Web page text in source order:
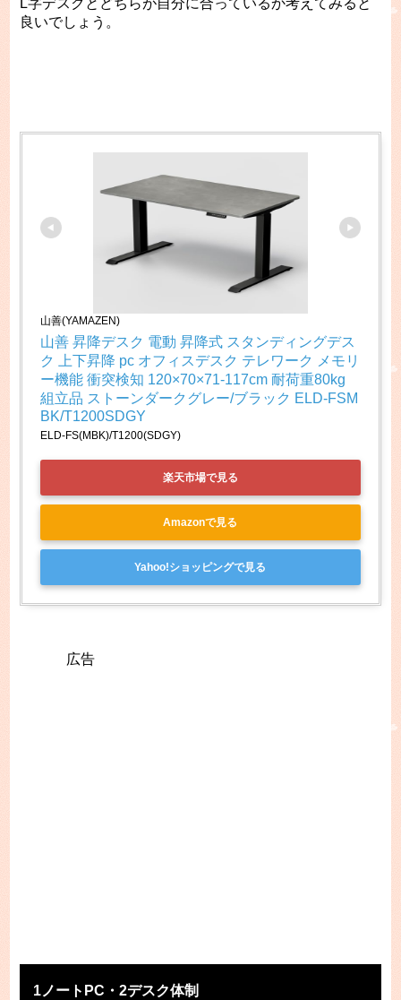
良いでしょう。
山善(YAMAZEN)
山善 昇降デスク 電動 昇降式 スタンディングデス
ク 上下昇降 pc オフィスデスク テレワーク メモリ
ー機能 衝突検知 120×70×71-117cm 耐荷重80kg
組立品 ストーンダークグレー/ブラック ELD-FSM
BK/T1200SDGY
ELD-FS(MBK)/T1200(SDGY)
楽天市場で見る
Amazonで見る
Yahoo!ショッピングで見る
1ノートPC・2デスク体制